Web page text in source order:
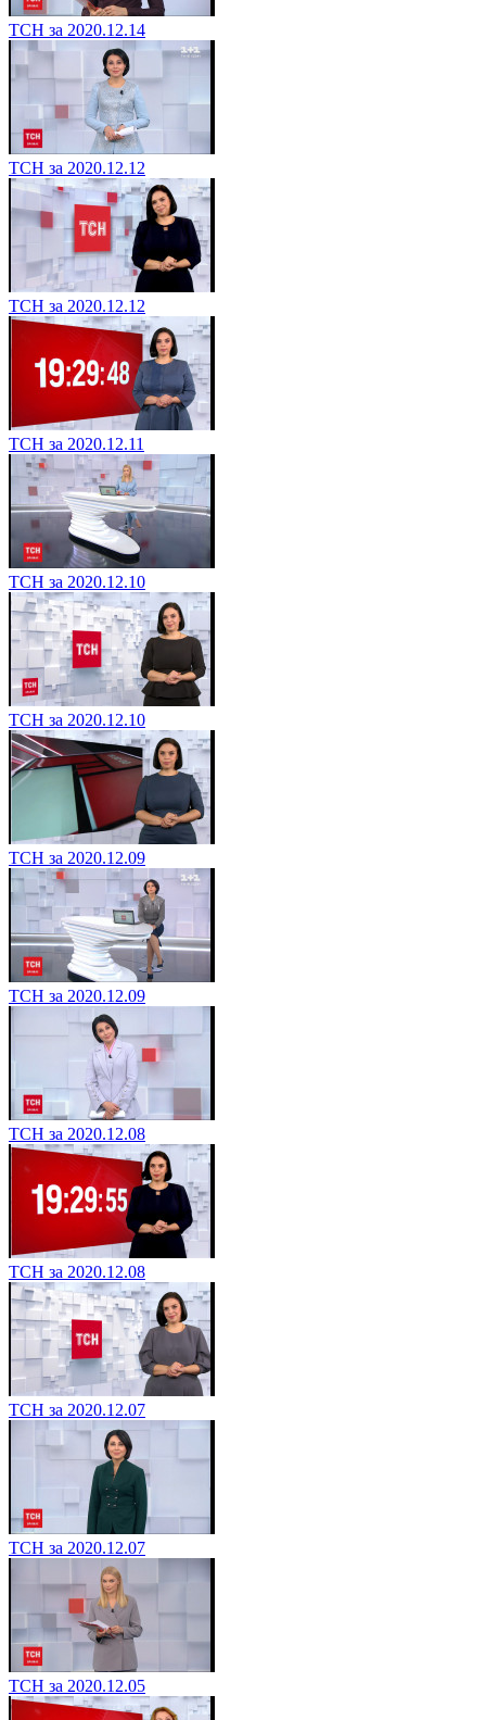
ТСН за 2020.12.14
ТСН за 2020.12.12
ТСН за 2020.12.12
ТСН за 2020.12.11
ТСН за 2020.12.10
ТСН за 2020.12.10
ТСН за 2020.12.09
ТСН за 2020.12.09
ТСН за 2020.12.08
ТСН за 2020.12.08
ТСН за 2020.12.07
ТСН за 2020.12.07
ТСН за 2020.12.05